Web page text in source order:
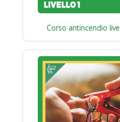
Corso antincendio